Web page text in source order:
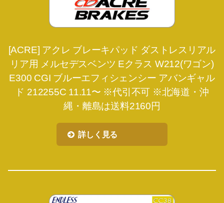
[ACRE] アクレ ブレーキパッド ダストレスリアル
リア用 メルセデスベンツ Eクラス W212(ワゴン)
E300 CGI ブルーエフィシェンシー アバンギャル
ド 212255C 11.11〜 ※代引不可 ※北海道・沖
縄・離島は送料2160円
詳しく見る